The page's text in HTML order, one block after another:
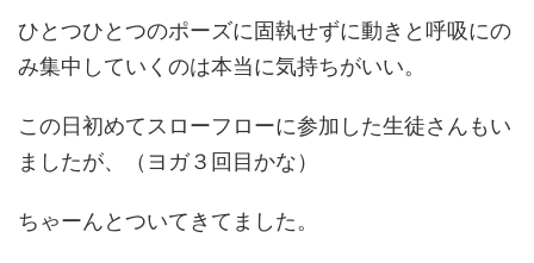
ひとつひとつのポーズに固執せずに動きと呼吸にの
み集中していくのは本当に気持ちがいい。
この日初めてスローフローに参加した生徒さんもい
ましたが、（ヨガ３回目かな）
ちゃーんとついてきてました。